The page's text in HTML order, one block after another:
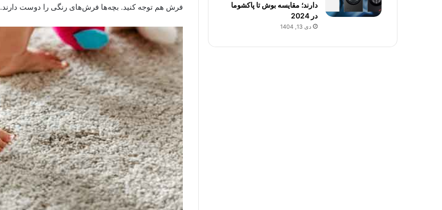
فرش هم توجه کنید. بچه‌ها فرش‌های رنگی را دوست دارند.
دارند؛ مقایسه بوش تا پاکشوما
در 2024
دی 13, 1404